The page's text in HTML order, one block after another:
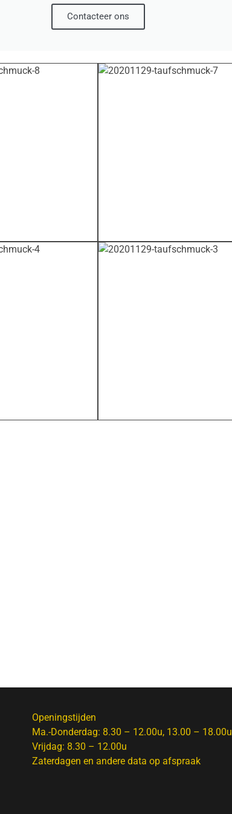
Contacteer ons
Openingstijden
Ma.-Donderdag: 8.30 – 12.00u, 13.00 – 18.00u
Vrijdag: 8.30 – 12.00u
Zaterdagen en andere data op afspraak